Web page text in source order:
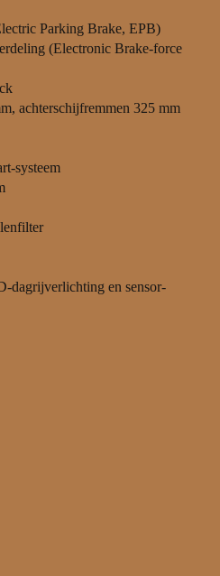
Parking Brake, EPB)
(Electronic Brake-force
achterschijfremmen 325 mm
systeem
dagrijverlichting en sensor-